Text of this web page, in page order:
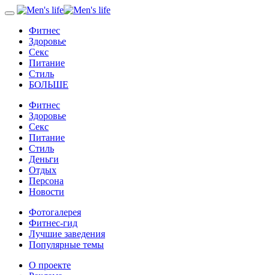
Фитнес
Здоровье
Секс
Питание
Стиль
БОЛЬШЕ
Фитнес
Здоровье
Секс
Питание
Стиль
Деньги
Отдых
Персона
Новости
Фотогалерея
Фитнес-гид
Лучшие заведения
Популярные темы
О проекте